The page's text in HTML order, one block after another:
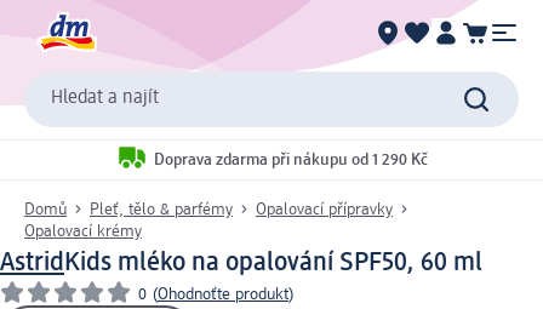
Hledat a najít
Doprava zdarma při nákupu od 1 290 Kč
Domů Pleť, tělo & parfémy
Opalovací přípravky
Opalovací krémy
Astrid Kids mléko na opalování SPF50, 60 ml
0 (Ohodnoťte produkt)